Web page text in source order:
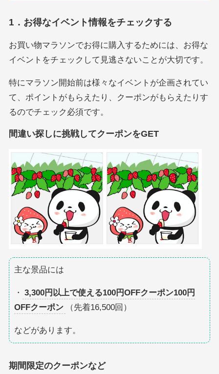
1．お得なイベント情報をチェックする
お買い物マラソンでお得に購入するためには、お得な
イベントをチェックして見逃さないことが大切です。
特にマラソン開始前は様々なイベントが企画されてい
て、ポイントがもらえたり、クーポンがもらえたりす
るのでチェック必須です。
間違い探しに挑戦してクーポンをGET
主な景品には
・ 3,300円以上で使える100円OFFクーポン100円
OFFクーポン
（先着16,500回）
などがあります。
期間限定のクーポンなど